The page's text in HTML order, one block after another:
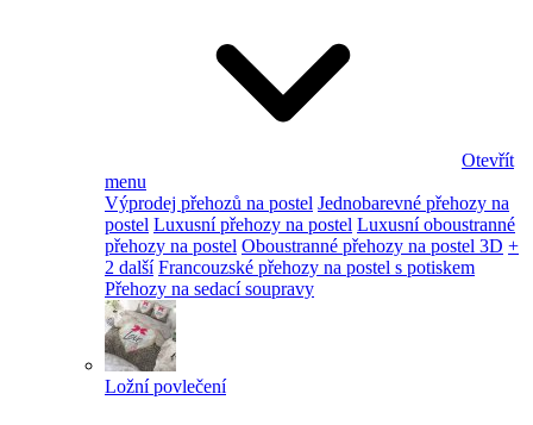
Otevřít
menu
Výprodej přehozů na postel Jednobarevné přehozy na
postel Luxusní přehozy na postel Luxusní oboustranné
přehozy na postel Oboustranné přehozy na postel 3D +
2 další Francouzské přehozy na postel s potiskem
Přehozy na sedací soupravy
Ložní povlečení